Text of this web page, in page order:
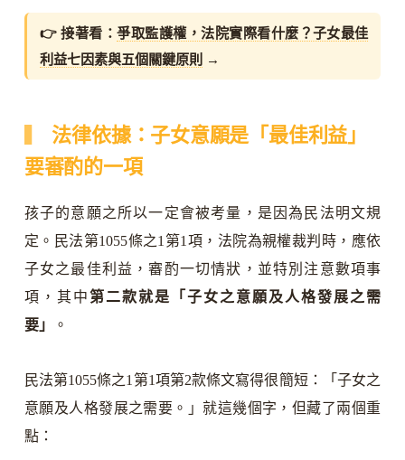
👉 接著看：爭取監護權，法院實際看什麼？子女最佳
利益七因素與五個關鍵原則
→
法律依據：子女意願是「最佳利益」
要審酌的一項
孩子的意願之所以一定會被考量，是因為民法明文規
定。民法第1055條之1第1項，法院為親權裁判時，應依
子女之最佳利益，審酌一切情狀，並特別注意數項事
項，其中第二款就是「子女之意願及人格發展之需
要」
。
民法第1055條之1第1項第2款條文寫得很簡短：「子女之
意願及人格發展之需要。」就這幾個字，但藏了兩個重
點：